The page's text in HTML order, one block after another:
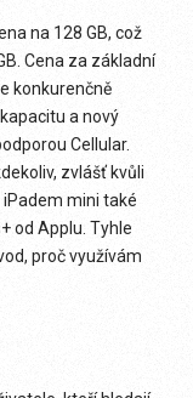
na 128 GB, což
Cena za základní
konkurenčně
a nový
Cellular.
zvlášť kvůli
iPadem mini také
od Applu. Tyhle
proč využívám